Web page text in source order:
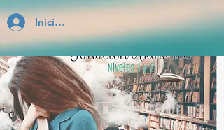
Inicia Sesión